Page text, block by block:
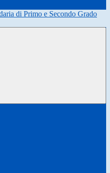
di Primo e Secondo Grado